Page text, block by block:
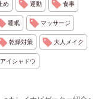
め 運動 食事
睡眠 マッサージ
乾燥対策 大人メイク
アイシャドウ